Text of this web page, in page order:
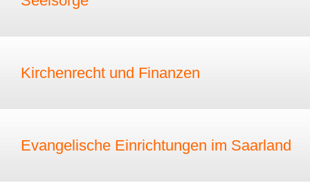
Kirchenrecht und Finanzen
Evangelische Einrichtungen im Saarland